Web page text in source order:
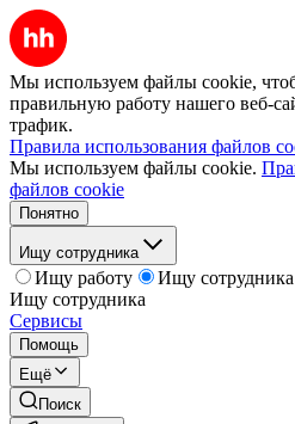
Мы используем файлы cookie,
правильную работу нашего веб-
трафик.
Правила использования файлов
Мы используем файлы cookie.
файлов cookie
Понятно
Ищу сотрудника
Ищу работу
Ищу сотрудника
Ищу сотрудника
Сервисы
Помощь
Ещё
Поиск